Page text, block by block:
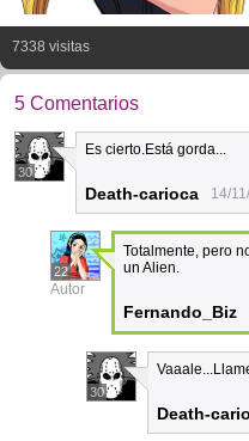
7338 visitas
5 Comentarios
30
Es cierto.Está gorda...
Death-carioca 14/
22
Autor
Totalmente, pero
un Alien.
Fernando_Biz
30
Death-